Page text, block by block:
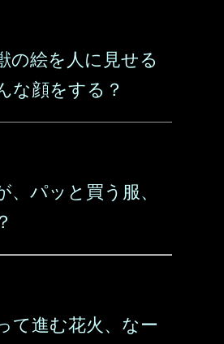
の絵を人に見せる
な顔をする？
、パッと買う服、
て進む花火、なー